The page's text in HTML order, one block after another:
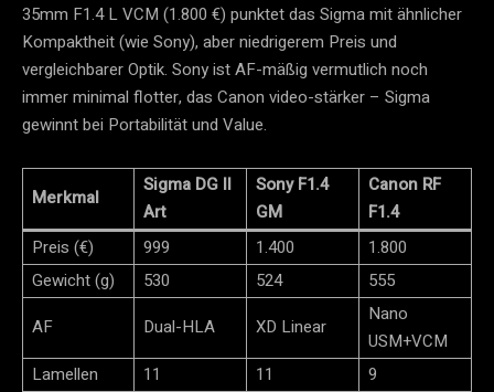
35mm F1.4 L VCM (1.800 €) punktet das Sigma mit ähnlicher
Kompaktheit (wie Sony), aber niedrigerem Preis und
vergleichbarer Optik. Sony ist AF-mäßig vermutlich noch
immer minimal flotter, das Canon video-stärker – Sigma
gewinnt bei Portabilität und Value.​
Merkmal
Sigma DG II
Art
Sony F1.4
GM
Canon RF
F1.4
Preis (€)
999 1.400 ​
1.800
Gewicht (g)
530 524 ​
555
AF
Dual-HLA XD Linear ​
Nano
USM+VCM
Lamellen
11 11 ​ 9